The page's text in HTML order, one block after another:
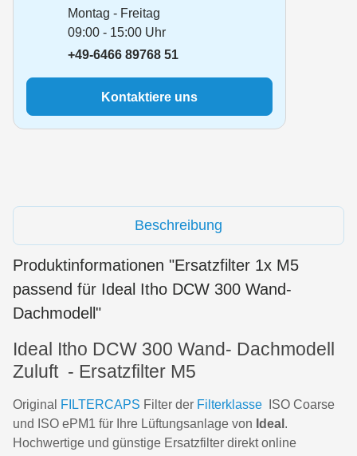
Montag - Freitag
09:00 - 15:00 Uhr
+49-6466 89768 51
Kontaktiere uns
Beschreibung
Produktinformationen "Ersatzfilter 1x M5
passend für Ideal Itho DCW 300 Wand-
Dachmodell"
Ideal Itho DCW 300 Wand- Dachmodell
Zuluft - Ersatzfilter M5
Original FILTERCAPS Filter der Filterklasse ISO Coarse
und ISO ePM1 für Ihre Lüftungsanlage von Ideal .
Hochwertige und günstige Ersatzfilter direkt online